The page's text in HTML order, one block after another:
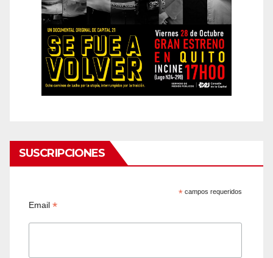
SUSCRIPCIONES
* campos requeridos
Email*